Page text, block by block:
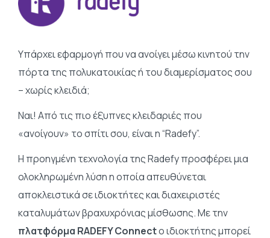
Υπάρχει εφαρμογή που να ανοίγει μέσω κινητού την
πόρτα της πολυκατοικίας ή του διαμερίσματος σου
– χωρίς κλειδιά;
Ναι! Από τις πιο έξυπνες κλειδαριές που
«ανοίγουν» το σπίτι σου, είναι η “Radefy”.
Η προηγμένη τεχνολογία της Radefy προσφέρει μια
ολοκληρωμένη λύση η οποία απευθύνεται
αποκλειστικά σε ιδιοκτήτες και διαχειριστές
καταλυμάτων βραχυχρόνιας μίσθωσης.Με την
πλατφόρμα RADEFY Connectο ιδιοκτήτης μπορεί